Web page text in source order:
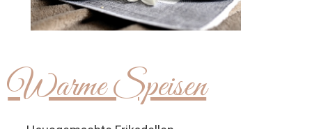
Warme Speisen